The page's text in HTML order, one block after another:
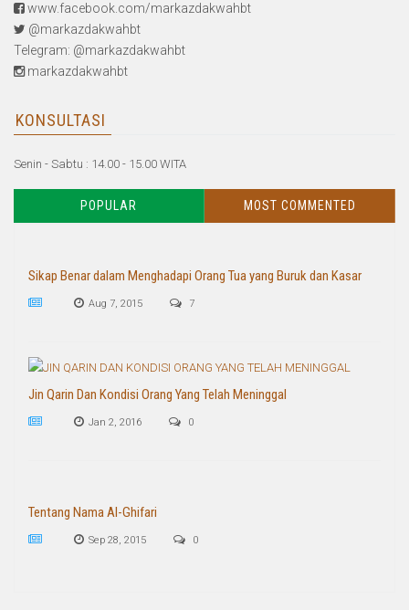
www.facebook.com/markazdakwahbt
@markazdakwahbt
Telegram: @markazdakwahbt
markazdakwahbt
KONSULTASI
Senin - Sabtu : 14.00 - 15.00 WITA
POPULAR MOST COMMENTED
Sikap Benar dalam Menghadapi Orang Tua yang Buruk dan Kasar
Aug 7, 2015 7
Jin Qarin Dan Kondisi Orang Yang Telah Meninggal
Jan 2, 2016 0
Tentang Nama Al-Ghifari
Sep 28, 2015 0